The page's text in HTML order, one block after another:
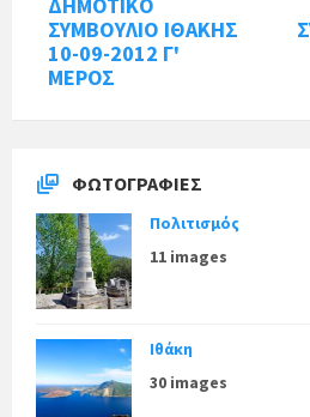
ΣΥΜΒΟΥΛΙΟ ΙΘΑΚΗΣ
10-09-2012 Γ'
ΜΕΡΟΣ
ΦΩΤΟΓΡΑΦΊΕΣ
Πολιτισμός
11 images
Ιθάκη
30 images